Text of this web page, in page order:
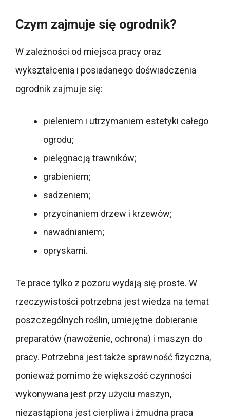
Czym zajmuje się ogrodnik?
W zależności od miejsca pracy oraz
wykształcenia i posiadanego doświadczenia
ogrodnik zajmuje się:
pieleniem i utrzymaniem estetyki całego
ogrodu;
pielęgnacją trawników;
grabieniem;
sadzeniem;
przycinaniem drzew i krzewów;
nawadnianiem;
opryskami.
Te prace tylko z pozoru wydają się proste. W
rzeczywistości potrzebna jest wiedza na temat
poszczególnych roślin, umiejętne dobieranie
preparatów (nawożenie, ochrona) i maszyn do
pracy. Potrzebna jest także sprawność fizyczna,
ponieważ pomimo że większość czynności
wykonywana jest przy użyciu maszyn,
niezastąpiona jest cierpliwa i żmudna praca